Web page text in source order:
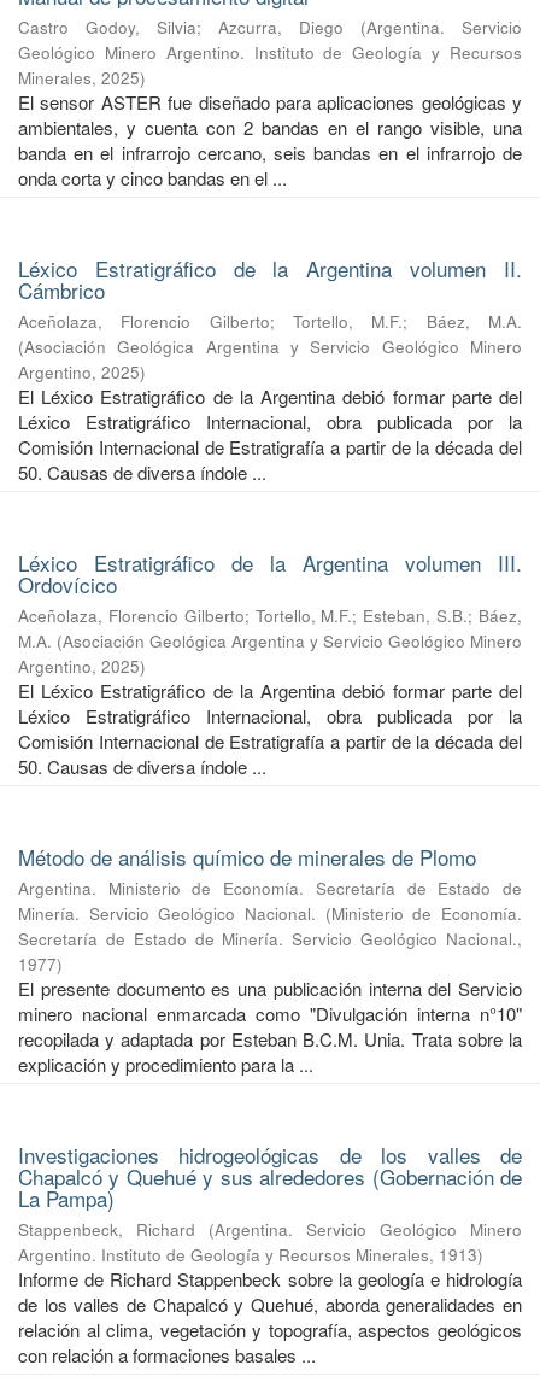
Castro Godoy, Silvia; Azcurra, Diego (Argentina. Servicio
Geológico Minero Argentino. Instituto de Geología y Recursos
Minerales, 2025)
El sensor ASTER fue diseñado para aplicaciones geológicas y
ambientales, y cuenta con 2 bandas en el rango visible, una
banda en el infrarrojo cercano, seis bandas en el infrarrojo de
onda corta y cinco bandas en el ...
Léxico Estratigráfico de la Argentina volumen II.
Cámbrico
Aceñolaza, Florencio Gilberto;Tortello, M.F.; Báez, M.A.
(Asociación Geológica Argentina y Servicio Geológico Minero
Argentino, 2025)
El Léxico Estratigráfico de la Argentina debió formar parte del
Léxico Estratigráfico Internacional, obra publicada por la
Comisión Internacional de Estratigrafía a partir de la década del
50. Causas de diversa índole ...
Léxico Estratigráfico de la Argentina volumen III.
Ordovícico
Aceñolaza, Florencio Gilberto; Tortello, M.F.; Esteban, S.B.; Báez,
M.A. (Asociación Geológica Argentina y Servicio Geológico Minero
Argentino, 2025)
El Léxico Estratigráfico de la Argentina debió formar parte del
Léxico Estratigráfico Internacional, obra publicada por la
Comisión Internacional de Estratigrafía a partir de la década del
50. Causas de diversa índole ...
Método de análisis químico de minerales de Plomo
Argentina. Ministerio de Economía. Secretaría de Estado de
Minería. Servicio Geológico Nacional. (Ministerio de Economía.
Secretaría de Estado de Minería. Servicio Geológico Nacional.,
1977)
El presente documento es una publicación interna del Servicio
minero nacional enmarcada como "Divulgación interna n°10"
recopilada y adaptada por Esteban B.C.M. Unia. Trata sobre la
explicación y procedimiento para la ...
Investigaciones hidrogeológicas de los valles de
Chapalcó y Quehué y sus alrededores (Gobernación de
La Pampa)
Stappenbeck, Richard (Argentina. Servicio Geológico Minero
Argentino. Instituto de Geología y Recursos Minerales, 1913)
Informe de Richard Stappenbeck sobre la geología e hidrología
de los valles de Chapalcó y Quehué, aborda generalidades en
relación al clima, vegetación y topografía, aspectos geológicos
con relación a formaciones basales ...